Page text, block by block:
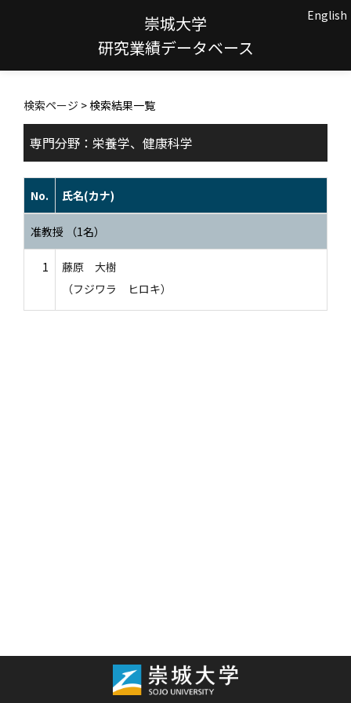
崇城大学
研究業績データベース
English
検索ページ > 検索結果一覧
専門分野：栄養学、健康科学
No. 氏名(カナ)
准教授 （1名）
1
藤原 大樹
（フジワラ ヒロキ）